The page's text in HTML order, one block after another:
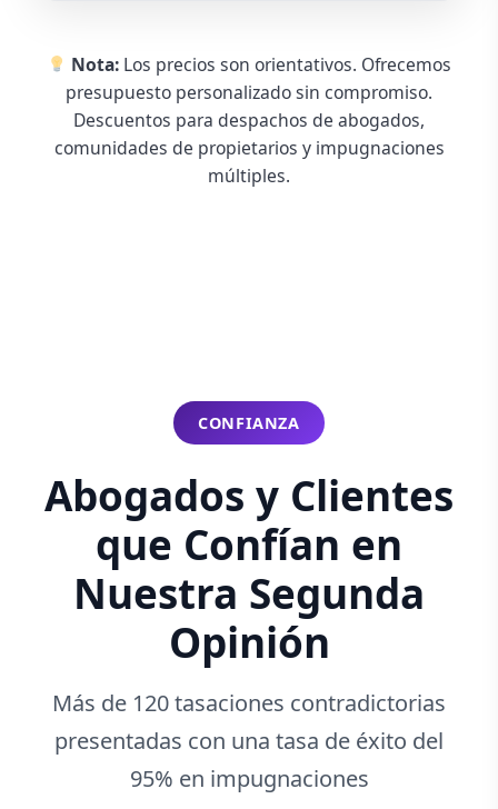
Nota:Los precios son orientativos. Ofrecemos
presupuesto personalizado sin compromiso.
Descuentos para despachos de abogados,
comunidades de propietarios y impugnaciones
múltiples.
CONFIANZA
Abogados y Clientes
que Confían en
Nuestra Segunda
Opinión
Más de 120 tasaciones contradictorias
presentadas con una tasa de éxito del
95% en impugnaciones